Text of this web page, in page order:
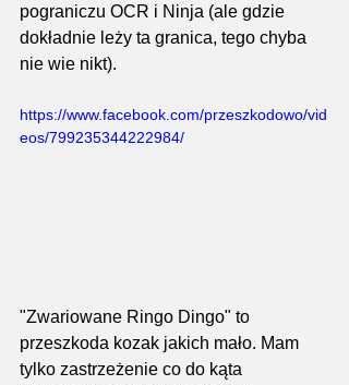
pograniczu OCR i Ninja (ale gdzie
dokładnie leży ta granica, tego chyba
nie wie nikt).
https://www.facebook.com/przeszkodowo/vid
eos/799235344222984/
"Zwariowane Ringo Dingo" to
przeszkoda kozak jakich mało. Mam
tylko zastrzeżenie co do kąta